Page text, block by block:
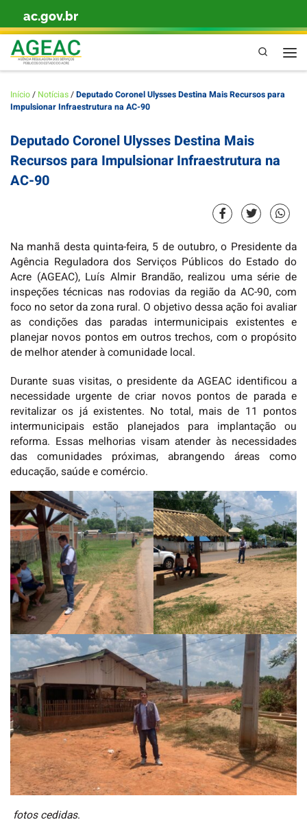
Skip to content
ac.gov.br
Pesquisa
Início/ Notícias/Deputado Coronel Ulysses Destina Mais Recursos para
Impulsionar Infraestrutura na AC-90
Deputado Coronel Ulysses Destina Mais
Recursos para Impulsionar Infraestrutura na
AC-90
Na manhã desta quinta-feira, 5 de outubro, o Presidente da
Agência Reguladora dos Serviços Públicos do Estado do
Acre (AGEAC), Luís Almir Brandão, realizou uma série de
inspeções técnicas nas rodovias da região da AC-90, com
foco no setor da zona rural. O objetivo dessa ação foi avaliar
as condições das paradas intermunicipais existentes e
planejar novos pontos em outros trechos, com o propósito
de melhor atender à comunidade local.
Durante suas visitas, o presidente da AGEAC identificou a
necessidade urgente de criar novos pontos de parada e
revitalizar os já existentes. No total, mais de 11 pontos
intermunicipais estão planejados para implantação ou
reforma. Essas melhorias visam atender às necessidades
das comunidades próximas, abrangendo áreas como
educação, saúde e comércio.
fotos cedidas.